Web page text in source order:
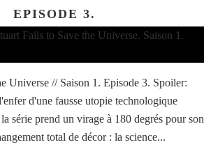
EPISODE 3.
Universe // Saison 1. Episode 3. Spoiler:
d'une fausse utopie technologique
série prend un virage à 180 degrés pour son
total de décor : la science...